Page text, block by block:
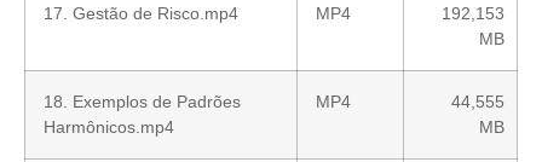
17. Gestão de Risco.mp4 MP4
192,153
MB
18. Exemplos de Padrões
Harmônicos.mp4
MP4
44,555
MB